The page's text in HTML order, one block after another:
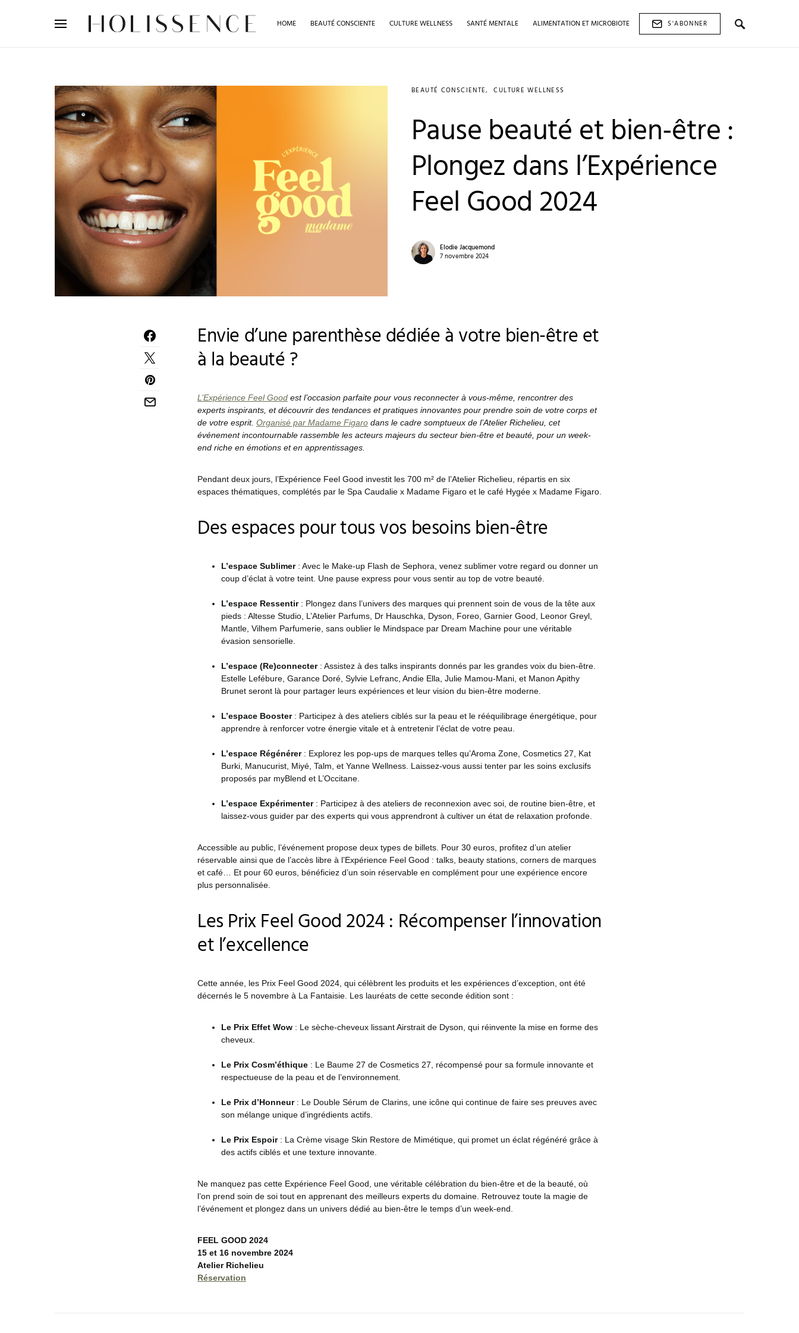
HOME BEAUTÉ CONSCIENTE CULTURE WELLNESS SANTÉ MENTALE ALIMENTATION ET MICROBIOTE
S'ABONNER
BEAUTÉ CONSCIENTE CULTURE WELLNESS
Pause beauté et bien-être :
Plongez dans l’Expérience
Feel Good 2024
Elodie Jacquemond
7 novembre 2024
Envie d’une parenthèse dédiée à votre bien-être et
à la beauté ?
L’Expérience Feel Good est l’occasion parfaite pour vous reconnecter à vous-même, rencontrer des
experts inspirants, et découvrir des tendances et pratiques innovantes pour prendre soin de votre corps et
de votre esprit. Organisé par Madame Figaro dans le cadre somptueux de l’Atelier Richelieu, cet
événement incontournable rassemble les acteurs majeurs du secteur bien-être et beauté, pour un week-
end riche en émotions et en apprentissages.
Pendant deux jours, l’Expérience Feel Good investit les 700 m² de l’Atelier Richelieu, répartis en six
espaces thématiques, complétés par le Spa Caudalie x Madame Figaro et le café Hygée x Madame Figaro.
Des espaces pour tous vos besoins bien-être
L’espace Sublimer: Avec le Make-up Flash de Sephora, venez sublimer votre regard ou donner un
coup d’éclat à votre teint. Une pause express pour vous sentir au top de votre beauté.
L’espace Ressentir: Plongez dans l’univers des marques qui prennent soin de vous de la tête aux
pieds : Altesse Studio, L’Atelier Parfums, Dr Hauschka, Dyson, Foreo, Garnier Good, Leonor Greyl,
Mantle, Vilhem Parfumerie, sans oublier le Mindspace par Dream Machine pour une véritable
évasion sensorielle.
L’espace (Re)connecter: Assistez à des talks inspirants donnés par les grandes voix du bien-être.
Estelle Lefébure, Garance Doré, Sylvie Lefranc, Andie Ella, Julie Mamou-Mani, et Manon Apithy
Brunet seront là pour partager leurs expériences et leur vision du bien-être moderne.
L’espace Booster: Participez à des ateliers ciblés sur la peau et le rééquilibrage énergétique, pour
apprendre à renforcer votre énergie vitale et à entretenir l’éclat de votre peau.
L’espace Régénérer: Explorez les pop-ups de marques telles qu’Aroma Zone, Cosmetics 27, Kat
Burki, Manucurist, Miyé, Talm, et Yanne Wellness. Laissez-vous aussi tenter par les soins exclusifs
proposés par myBlend et L’Occitane.
L’espace Expérimenter: Participez à des ateliers de reconnexion avec soi, de routine bien-être, et
laissez-vous guider par des experts qui vous apprendront à cultiver un état de relaxation profonde.
Accessible au public, l’événement propose deux types de billets. Pour 30 euros, profitez d’un atelier
réservable ainsi que de l’accès libre à l’Expérience Feel Good : talks, beauty stations, corners de marques
et café… Et pour 60 euros, bénéficiez d’un soin réservable en complément pour une expérience encore
plus personnalisée.
Les Prix Feel Good 2024 : Récompenser l’innovation
et l’excellence
Cette année, les Prix Feel Good 2024, qui célèbrent les produits et les expériences d’exception, ont été
décernés le 5 novembre à La Fantaisie. Les lauréats de cette seconde édition sont :
Le Prix Effet Wow : Le sèche-cheveux lissant Airstrait de Dyson, qui réinvente la mise en forme des
cheveux.
Le Prix Cosm’éthique : Le Baume 27 de Cosmetics 27, récompensé pour sa formule innovante et
respectueuse de la peau et de l’environnement.
Le Prix d’Honneur: Le Double Sérum de Clarins, une icône qui continue de faire ses preuves avec
son mélange unique d’ingrédients actifs.
Le Prix Espoir: La Crème visage Skin Restore de Mimétique, qui promet un éclat régénéré grâce à
des actifs ciblés et une texture innovante.
Ne manquez pas cette Expérience Feel Good, une véritable célébration du bien-être et de la beauté, où
l’on prend soin de soi tout en apprenant des meilleurs experts du domaine. Retrouvez toute la magie de
l’événement et plongez dans un univers dédié au bien-être le temps d’un week-end.
FEEL GOOD 2024
15 et 16 novembre 2024
Atelier Richelieu
Réservation